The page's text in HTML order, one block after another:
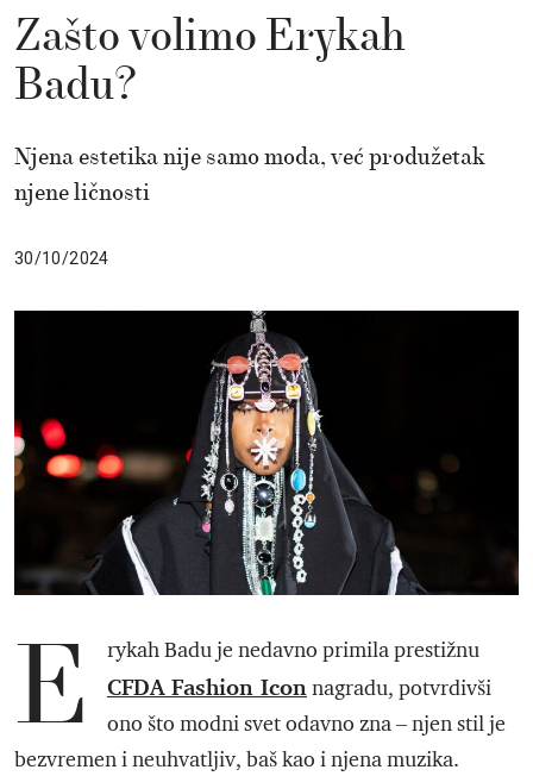
Zašto volimo Erykah
Badu?
Njena estetika nije samo moda, već produžetak
njene ličnosti
30/10/2024
E rykah Badu je nedavno primila prestižnu
CFDA Fashion Iconnagradu, potvrdivši
ono što modni svet odavno zna – njen stil je
bezvremen i neuhvatljiv, baš kao i njena muzika.